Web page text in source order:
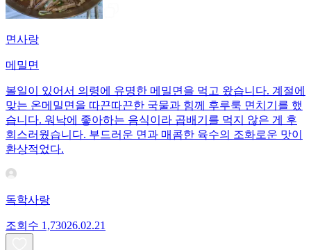
면사랑
메밀면
볼일이 있어서 의령에 유명한 메밀면을 먹고 왔습니다. 계절에
맞는 온메밀면을 따끈따끈한 국물과 힘께 후루룩 면치기를 했
습니다. 워낙에 좋아하는 음식이라 곱배기를 먹지 않은 게 후
회스러웠습니다. 부드러운 면과 매콤한 육수의 조화로운 맛이
환상적었다.
독학사랑
조회수 1,73026.02.21